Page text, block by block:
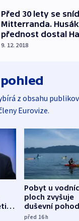
Před 30 lety se
Mitterranda.
přednost dostal
9. 12. 2018
z obsahu
Eurovize.
Pobyt u
ploch zvyšuje
duševní
ukázala
před 16h